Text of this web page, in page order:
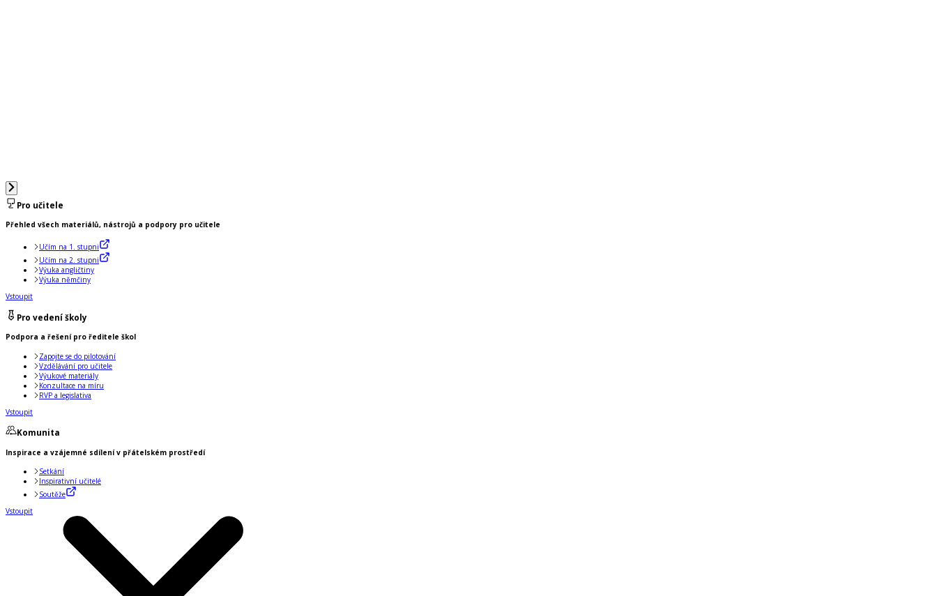
Pro učitele
Přehled všech materiálů, nástrojů a podpory pro učitele
Učím na 1. stupni
Učím na 2. stupni
Výuka angličtiny
Výuka němčiny
Vstoupit
Pro vedení školy
Podpora a řešení pro ředitele škol
Zapojte se do pilotování
Vzdělávání pro učitele
Výukové materiály
Konzultace na míru
RVP a legislativa
Vstoupit
Komunita
Inspirace a vzájemné sdílení v přátelském prostředí
Setkání
Inspirativní učitelé
Soutěže
Vstoupit